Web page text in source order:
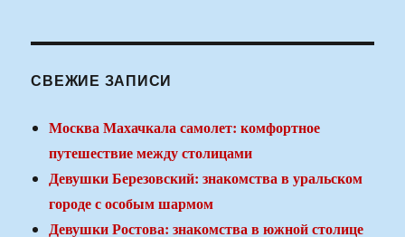
СВЕЖИЕ ЗАПИСИ
Москва Махачкала самолет: комфортное
путешествие между столицами
Девушки Березовский: знакомства в уральском
городе с особым шармом
Девушки Ростова: знакомства в южной столице